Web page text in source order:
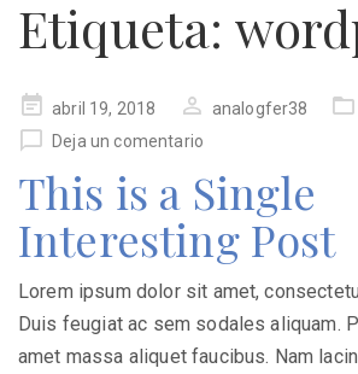
Etiqueta:
Publicado
en
abril 19, 2018 analogfer38
Deja un comentario
This is a Single
Interesting Post
Lorem ipsum dolor sit amet,
Duis feugiat ac sem sodales aliquam.
amet massa aliquet faucibus. Nam